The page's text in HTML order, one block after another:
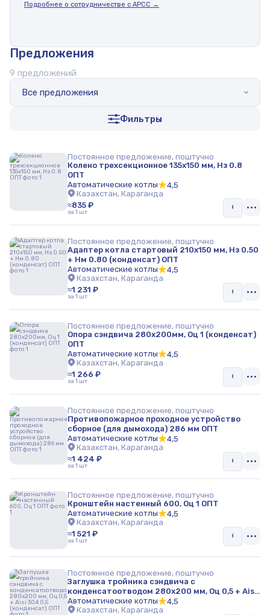
Подробнее о сотрудничестве с АРСС →
Предложения
Все предложения
Фильтры
9 предложений
Постоянное предложение, поштучно
Колено трехсекционное 135х150 мм, Нз 0.8
ОПТ
Автоматические котлы
4,5
Казахстан, Караганда
≈835 ₽
за 1 шт
Постоянное предложение, поштучно
Адаптер котла стартовый 210х150 мм, Нз 0.50
+ Нм 0.80 (конденсат) ОПТ
Автоматические котлы
4,5
Казахстан, Караганда
≈1 231 ₽
за 1 шт
Постоянное предложение, поштучно
Опора сэндвича 280х200мм, Оц 1 (конденсат)
ОПТ
Автоматические котлы
4,5
Казахстан, Караганда
≈1 266 ₽
за 1 шт
Постоянное предложение, поштучно
Противопожарное проходное устройство
сборное (для дымохода) 286 мм ОПТ
Автоматические котлы
4,5
Казахстан, Караганда
≈1 424 ₽
за 1 шт
Постоянное предложение, поштучно
Кронштейн настенный 600, Оц 1 ОПТ
Автоматические котлы
4,5
Казахстан, Караганда
≈1 521 ₽
за 1 шт
Постоянное предложение, поштучно
Заглушка тройника сэндвича с
конденсатоотводом 280х200 мм, Оц 0,5 + Aisi
304 0,5 (конденсат) ОПТ
Автоматические котлы
4,5
Казахстан, Караганда